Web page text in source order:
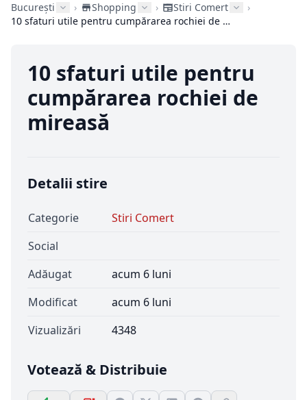
București › Shopping › Stiri Comert
›
10 sfaturi utile pentru cumpărarea rochiei de mireasă
10 sfaturi utile pentru
cumpărarea rochiei de
mireasă
Detalii stire
Categorie
Stiri Comert
Social
Adăugat
acum 6 luni
Modificat
acum 6 luni
Vizualizări
4348
Votează & Distribuie